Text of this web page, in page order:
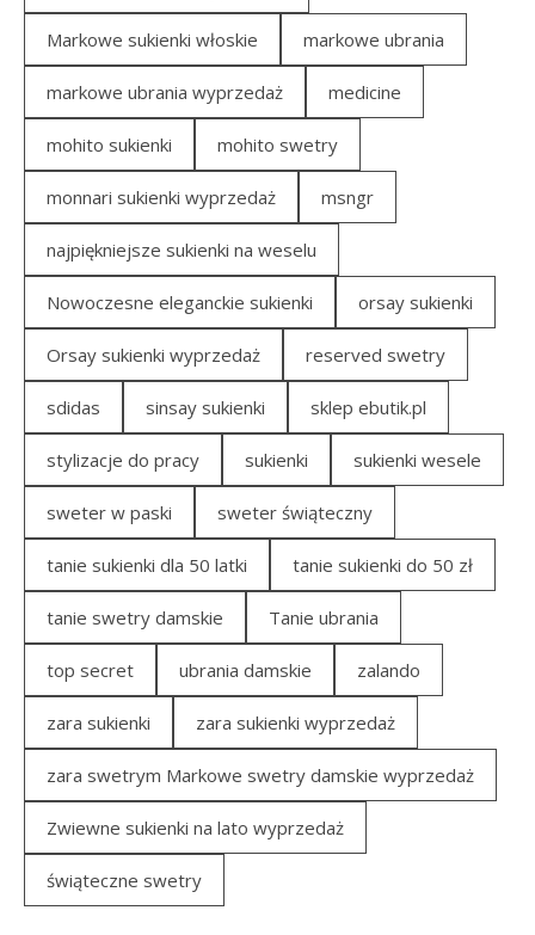
Markowe sukienki włoskie markowe ubrania
markowe ubrania wyprzedaż medicine
mohito sukienki mohito swetry
monnari sukienki wyprzedaż msngr
najpiękniejsze sukienki na weselu
Nowoczesne eleganckie sukienki orsay sukienki
Orsay sukienki wyprzedaż reserved swetry
sdidas sinsay sukienki sklep ebutik.pl
stylizacje do pracy sukienki sukienki wesele
sweter w paski sweter świąteczny
tanie sukienki dla 50 latki tanie sukienki do 50 zł
tanie swetry damskie Tanie ubrania
top secret ubrania damskie zalando
zara sukienki zara sukienki wyprzedaż
zara swetrym Markowe swetry damskie wyprzedaż
Zwiewne sukienki na lato wyprzedaż
świąteczne swetry